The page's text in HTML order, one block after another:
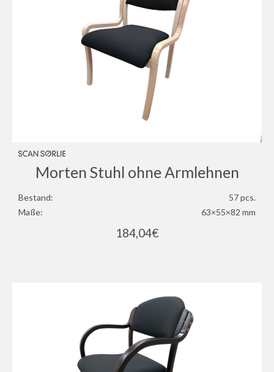
Morten Stuhl ohne Armlehnen
Bestand:
57 pcs.
Maße:
63×55×82 mm
184,04€